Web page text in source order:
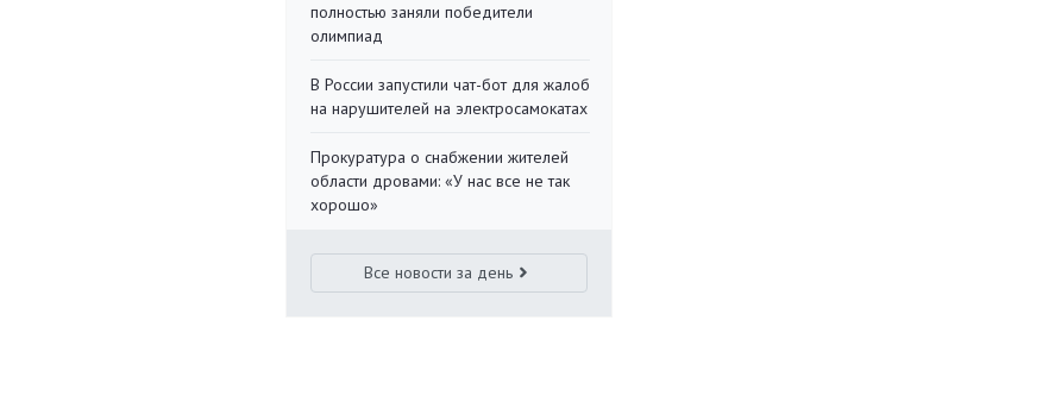
полностью заняли победители
олимпиад
В России запустили чат-бот для жалоб
на нарушителей на электросамокатах
Прокуратура о снабжении жителей
области дровами: «У нас все не так
хорошо»
Все новости за день